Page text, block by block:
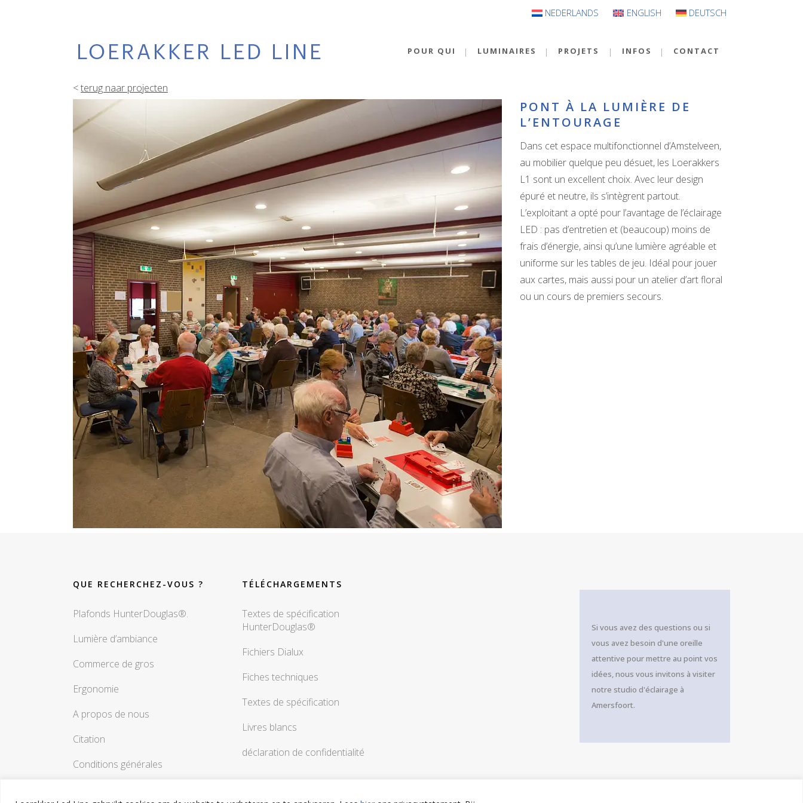
NEDERLANDS ENGLISH DEUTSCH
POUR QUI LUMINAIRES PROJETS INFOS CONTACT
<terug naar projecten
PONT À LA LUMIÈRE DE
L’ENTOURAGE
Dans cet espace multifonctionnel d’Amstelveen,
au mobilier quelque peu désuet, les Loerakkers
L1 sont un excellent choix. Avec leur design
épuré et neutre, ils s’intègrent partout.
L’exploitant a opté pour l’avantage de l’éclairage
LED : pas d’entretien et (beaucoup) moins de
frais d’énergie, ainsi qu’une lumière agréable et
uniforme sur les tables de jeu. Idéal pour jouer
aux cartes, mais aussi pour un atelier d’art floral
ou un cours de premiers secours.
QUE RECHERCHEZ-VOUS ?
Plafonds HunterDouglas®.
Lumière d’ambiance
Commerce de gros
Ergonomie
A propos de nous
Citation
Conditions générales
TÉLÉCHARGEMENTS
Textes de spécification
HunterDouglas®
Fichiers Dialux
Fiches techniques
Textes de spécification
Livres blancs
déclaration de confidentialité
Si vous avez des questions ou si
vous avez besoin d'une oreille
attentive pour mettre au point vos
idées, nous vous invitons à visiter
notre studio d'éclairage à
Amersfoort.